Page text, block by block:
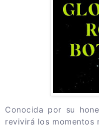
Conocida por su
revivirá los momentos